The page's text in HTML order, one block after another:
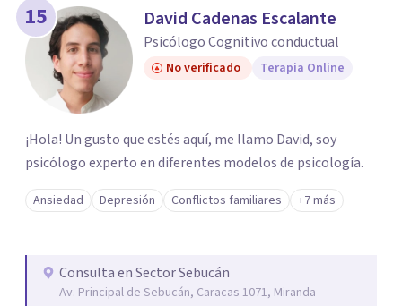
15 David Cadenas Escalante
Psicólogo Cognitivo conductual
No verificado Terapia Online
¡Hola! Un gusto que estés aquí, me llamo David, soy
psicólogo experto en diferentes modelos de psicología.
Ansiedad Depresión Conflictos familiares +7 más
Consulta en Sector Sebucán
Av. Principal de Sebucán, Caracas 1071, Miranda